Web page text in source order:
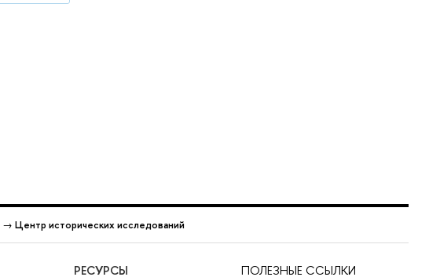
→ Центр исторических исследований
РЕСУРСЫ ПОЛЕЗНЫЕ ССЫЛКИ